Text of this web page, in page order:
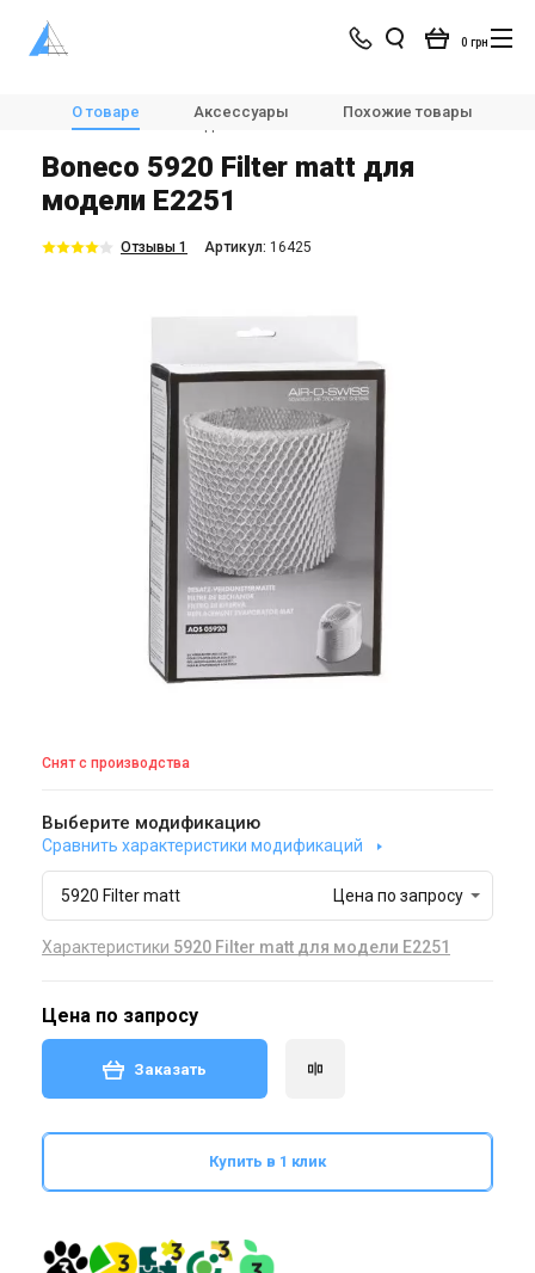
0 грн
Магазин Увлажнители воздуха
Аксессуары и фильтры
О товаре Аксессуары Похожие товары
Boneco 5920 Filter matt для
модели E2251
Отзывы 1 Aртикул: 16425
Снят с производства
Выберите модификацию
Сравнить характеристики модификаций
5920 Filter matt Цена по запросу
Характеристики 5920 Filter matt для модели E2251
Цена по запросу
Заказать
Купить в 1 клик